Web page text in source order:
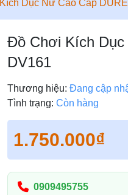
Dục Nữ Cao Cấp
Đồ Chơi Kích Dục
DV161
Thương hiệu: Đang cập
Tình trạng: Còn hàng
1.750.000₫
0909495755